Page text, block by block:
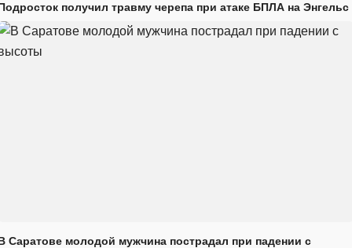
получил травму черепа при атаке БПЛА на Энгельс
Саратове молодой мужчина пострадал при падении с